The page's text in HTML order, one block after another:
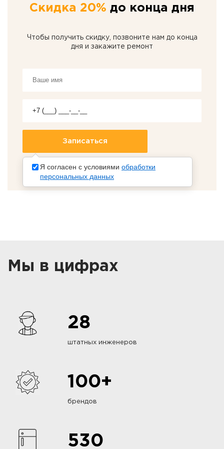
Скидка 20% до конца дня
Чтобы получить скидку, позвоните нам до конца
дня и закажите ремонт
Мы в цифрах
28
штатных инженеров
100+
брендов
530
Я согласен с условиями обработки
персональных данных